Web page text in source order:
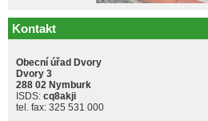
Kontakt
Obecní úřad Dvory
Dvory 3
288 02 Nymburk
ISDS: cq8akji
tel. fax: 325 531 000